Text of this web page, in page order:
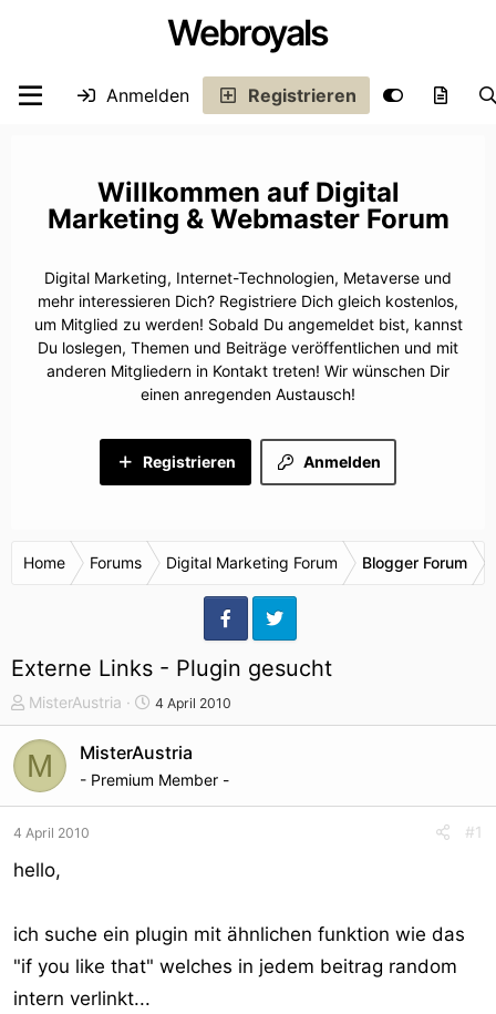
Webroyals
Anmelden Registrieren
Digital
Marketing & Webmaster Forum
Digital Marketing, Internet-Technologien, Metaverse und
mehr interessieren Dich? Registriere Dich gleich kostenlos,
um Mitglied zu werden! Sobald Du angemeldet bist, kannst
Du loslegen, Themen und Beiträge veröffentlichen und mit
anderen Mitgliedern in Kontakt treten! Wir wünschen Dir
einen anregenden Austausch!
Anmelden
Registrieren
Home Forums Digital Marketing Forum Blogger Forum
Externe Links - Plugin gesucht
T
h
e
m
e
s
t
t
e
MisterAustria
S
t
a
4 April 2010
M MisterAustria
- Premium Member -
4 April 2010 #1
hello,
ich suche ein plugin mit ähnlichen funktion wie das
"if you like that" welches in jedem beitrag random
intern verlinkt...